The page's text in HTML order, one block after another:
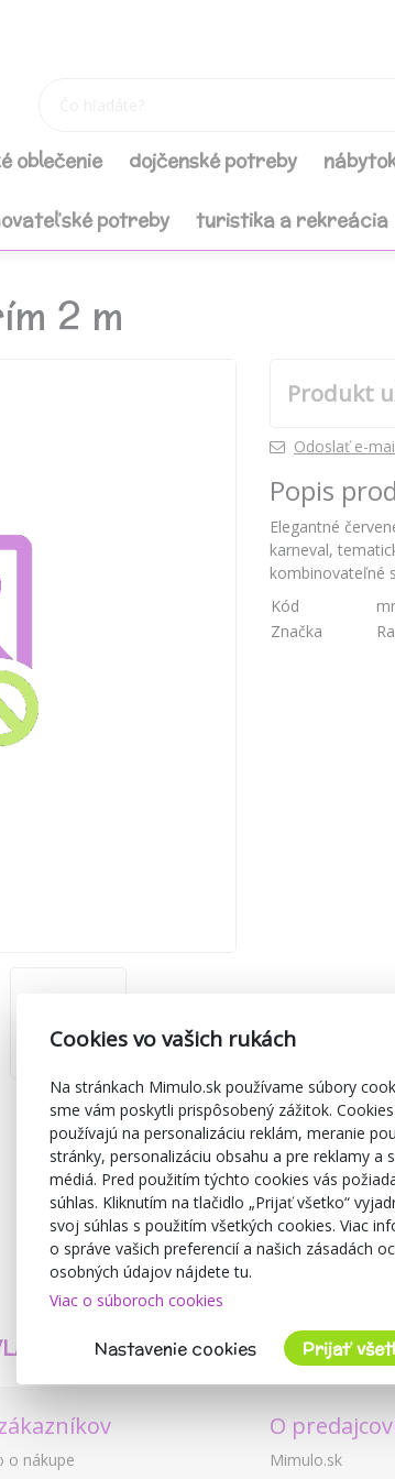
oblečenie dojčenské potreby
potreby turistika a rekreácia
2 m
Produkt
Odoslať e-
Popis
Elegantné
karneval,
kombinovateľné
Kód
Značka
PRODUKTY
A
o nákupe
O
Mimulo.sk
Cookies vo vašich rukách
Na stránkach Mimulo.sk používame súbory
sme vám poskytli prispôsobený zážitok.
používajú na personalizáciu reklám, meranie
stránky, personalizáciu obsahu a pre reklamy a
médiá. Pred použitím týchto cookies vás
súhlas. Kliknutím na tlačidlo „Prijať všetko“
svoj súhlas s použitím všetkých cookies. Viac
o správe vašich preferencií a našich zásadách
osobných údajov nájdete tu.
Viac o súboroch cookies
Nastavenie cookies Prijať